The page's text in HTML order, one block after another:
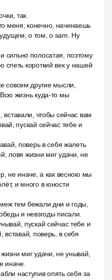
так.
меня, конечно, начинаешь
о том, о sam. Ну
сильно полосатая, поэтому
спеть короткий век у нашей
совсем другие мысли,
жизнь куда-то мы
вставали, чтобы сейчас вам
пускай сейчас тебе и
поверь в себя жалеть
ловя жизни миг удачи, не
не иначе, а как весною мы
и много в юности
тем бежали дни и годы,
и невзгоды писали.
пускай сейчас тебе и
вставай, поверь, в себя
миг удачи, не унывай,
иначе.
наступив опять себя за